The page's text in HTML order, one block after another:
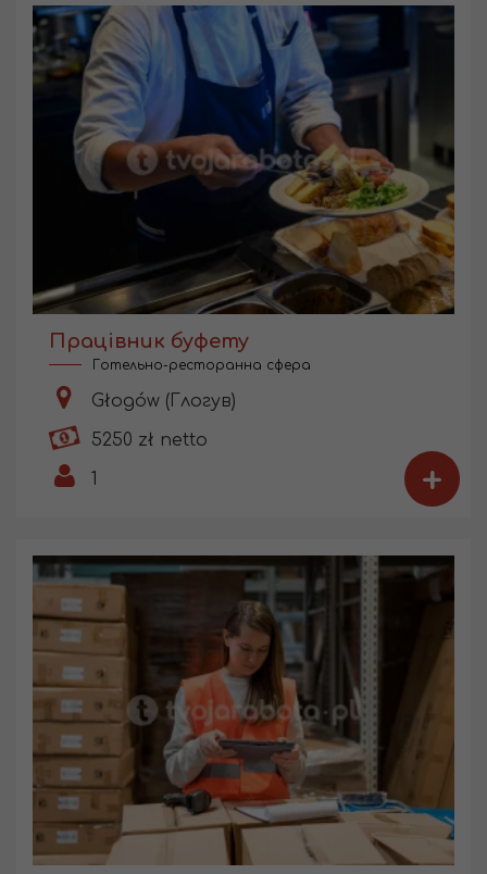
Працівник буфету
Готельно-ресторанна сфера
Głogów (Глогув)
5250 zł netto
+